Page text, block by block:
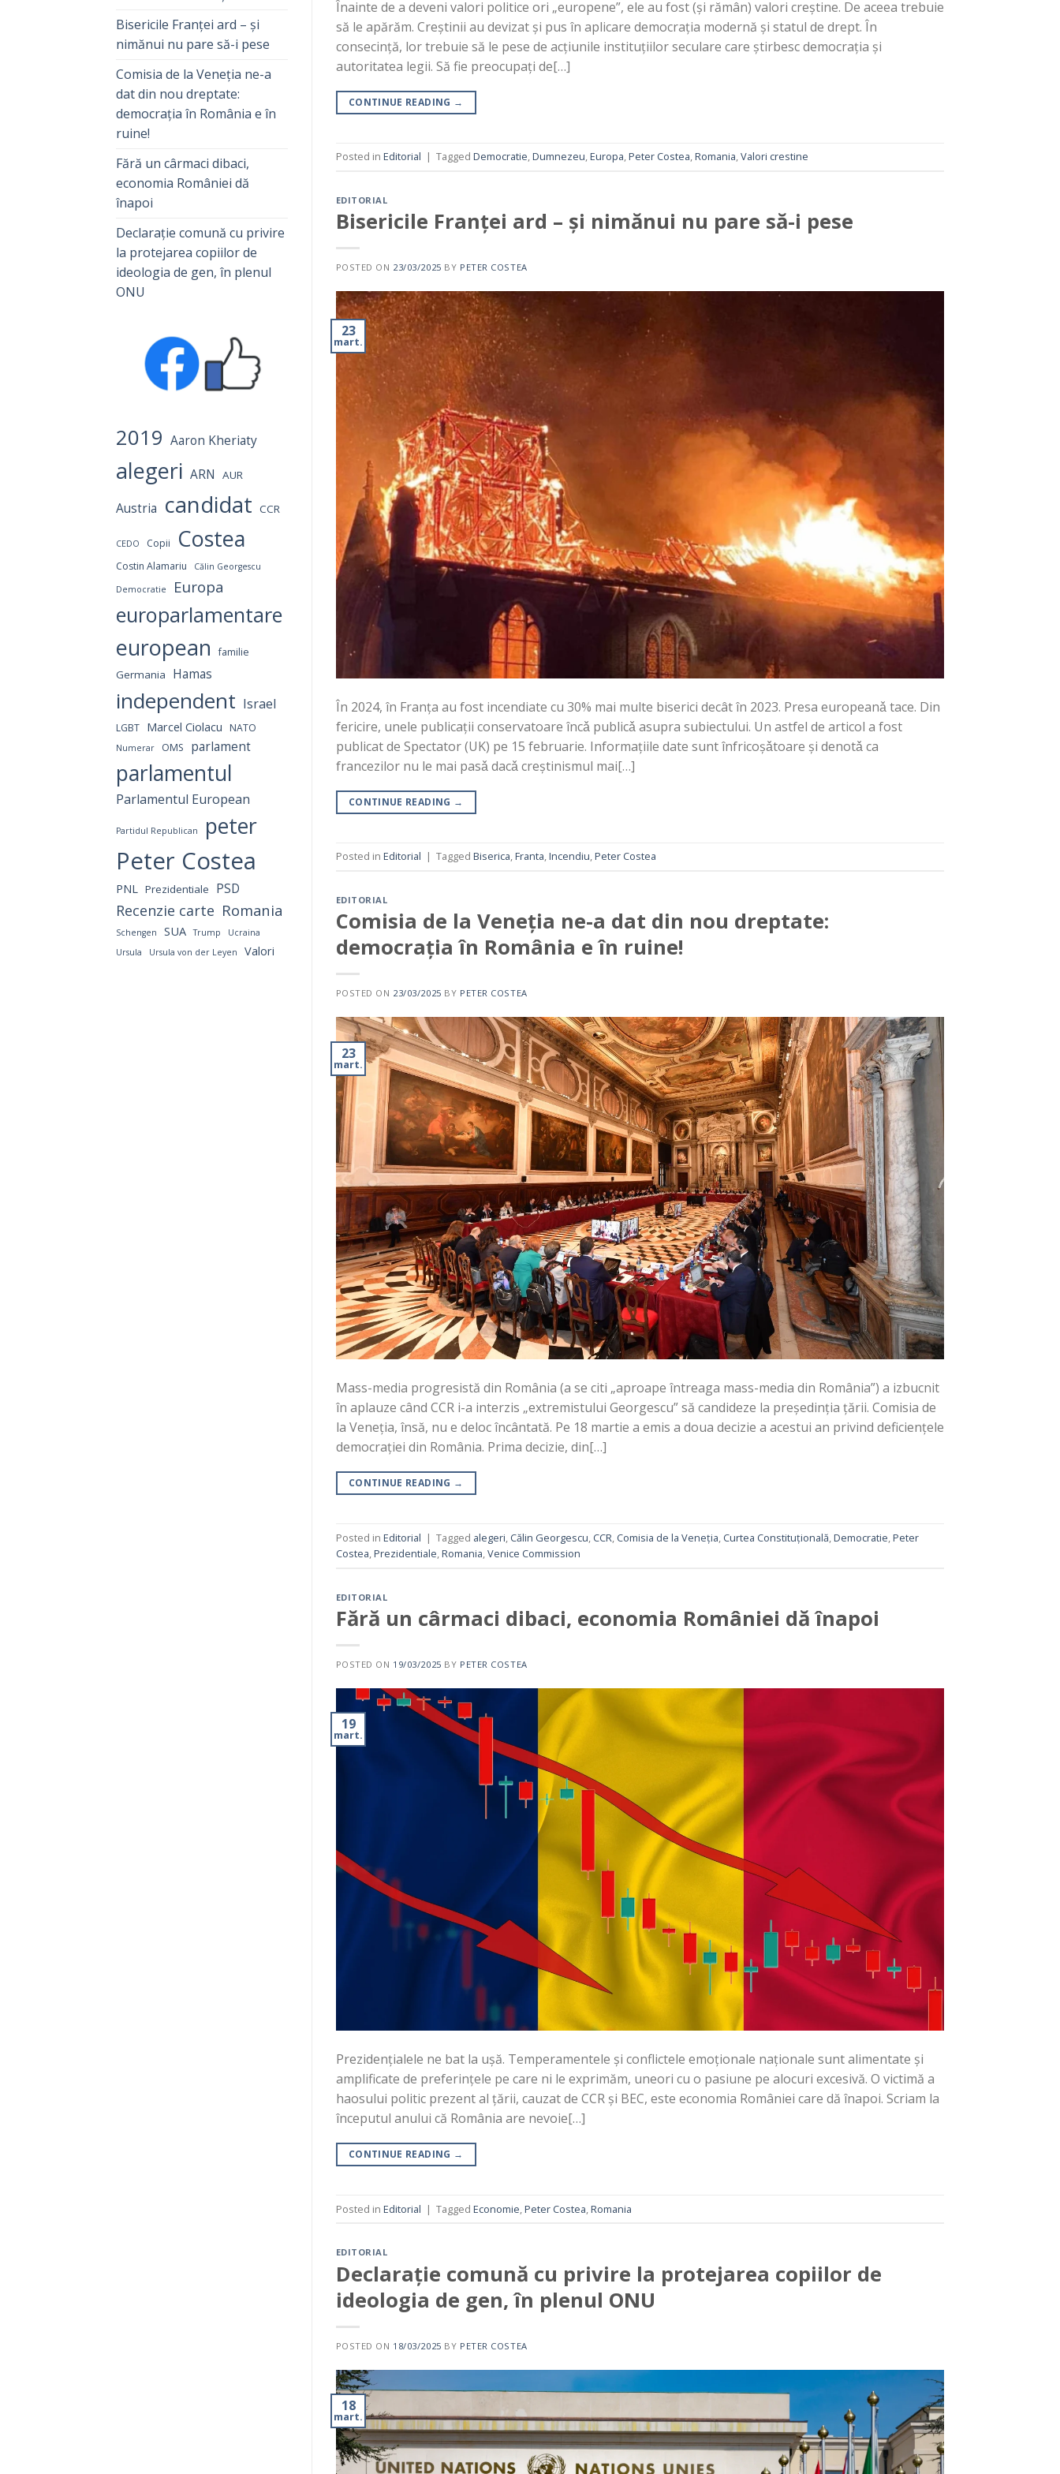
Bisericile Franței ard – și
nimănui nu pare să-i pese
Comisia de la Veneția ne-a
dat din nou dreptate:
democrația în România e în
ruine!
Fără un cârmaci dibaci,
economia României dă
înapoi
Declarație comună cu privire
la protejarea copiilor de
ideologia de gen, în plenul
ONU
2019 Aaron Kheriaty
alegeri ARN AUR
Austria candidat CCR
CEDO Copii Costea
Costin Alamariu Călin Georgescu
Democratie Europa
europarlamentare
european familie
Germania Hamas
independent Israel
LGBT Marcel Ciolacu NATO
Numerar OMS parlament
parlamentul
Parlamentul European
Partidul Republican peter
Peter Costea
PNL Prezidentiale PSD
Recenzie carte Romania
Schengen SUA Trump
Ucraina
Ursula
Ursula von der Leyen Valori
Înainte de a deveni valori politice ori „europene”, ele au fost (și rămân) valori creștine. De aceea trebuie
să le apărăm. Creștinii au devizat și pus în aplicare democrația modernă și statul de drept. În
consecință, lor trebuie să le pese de acțiunile instituțiilor seculare care știrbesc democrația și
autoritatea legii. Să fie preocupați de[…]
CONTINUE READING →
Posted in Editorial | Tagged Democratie,Dumnezeu,Europa,Peter Costea,Romania,Valori crestine
EDITORIAL
Bisericile Franței ard – și nimănui nu pare să-i pese
POSTED ON 23/03/2025 BY PETER COSTEA
23
mart.
În 2024, în Franța au fost incendiate cu 30% mai multe biserici decât în 2023. Presa europeanǎ tace. Din
fericire, unele publicații conservatoare încǎ publicǎ asupra subiectului. Un astfel de articol a fost
publicat de Spectator (UK) pe 15 februarie. Informațiile date sunt înfricoşǎtoare și denotǎ ca
francezilor nu le mai pasǎ dacǎ creștinismul mai[…]
CONTINUE READING →
Posted in Editorial | Tagged Biserica,Franta,Incendiu,Peter Costea
EDITORIAL
Comisia de la Veneția ne-a dat din nou dreptate:
democrația în România e în ruine!
POSTED ON 23/03/2025 BY PETER COSTEA
23
mart.
Mass-media progresistă din România (a se citi „aproape întreaga mass-media din România”) a izbucnit
în aplauze când CCR i-a interzis „extremistului Georgescu” să candideze la președinția țării. Comisia de
la Veneția, însă, nu e deloc încântată. Pe 18 martie a emis a doua decizie a acestui an privind deficiențele
democrației din România. Prima decizie, din[…]
CONTINUE READING →
Posted in Editorial | Tagged alegeri, Călin Georgescu, CCR, Comisia de la Veneția, Curtea Constituțională,Democratie,Peter
Costea,Prezidentiale,Romania,Venice Commission
EDITORIAL
Fără un cârmaci dibaci, economia României dă înapoi
POSTED ON 19/03/2025 BY PETER COSTEA
19
mart.
Prezidențialele ne bat la ușă. Temperamentele și conflictele emoționale naționale sunt alimentate și
amplificate de preferințele pe care ni le exprimăm, uneori cu o pasiune pe alocuri excesivă. O victimă a
haosului politic prezent al țării, cauzat de CCR și BEC, este economia României care dă înapoi. Scriam la
începutul anului că România are nevoie[…]
CONTINUE READING →
Posted in Editorial | Tagged Economie,Peter Costea,Romania
EDITORIAL
Declarație comună cu privire la protejarea copiilor de
ideologia de gen, în plenul ONU
POSTED ON 18/03/2025 BY PETER COSTEA
18
mart.